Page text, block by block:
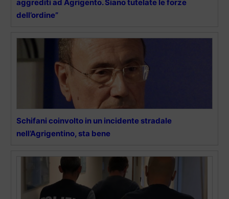
aggrediti ad Agrigento. Siano tutelate le forze
dell’ordine”
Schifani coinvolto in un incidente stradale
nell’Agrigentino, sta bene